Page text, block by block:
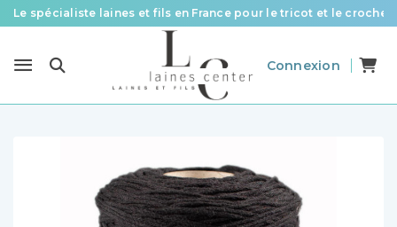
Le spécialiste laines et fils en France pour le tricot et le crochet
Livraison offerte à partir de 58 € d’achat
Connexion